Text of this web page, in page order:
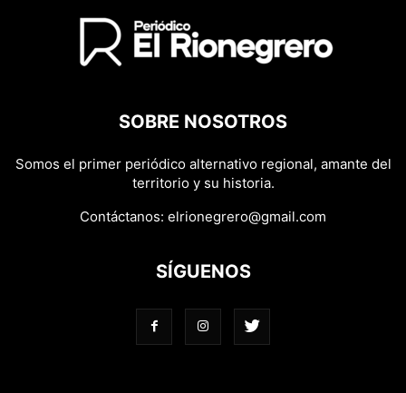
SOBRE NOSOTROS
Somos el primer periódico alternativo regional, amante del
territorio y su historia.
Contáctanos: elrionegrero@gmail.com
SÍGUENOS